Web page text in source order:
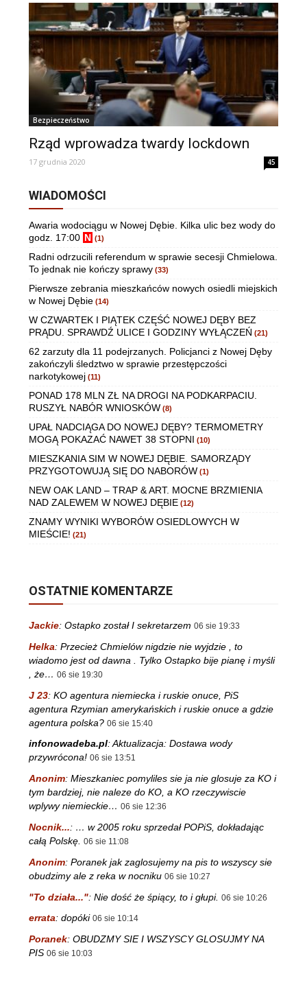
Bezpieczeństwo
Rząd wprowadza twardy lockdown
17 grudnia 2020 45
WIADOMOŚCI
Awaria wodociągu w Nowej Dębie. Kilka ulic bez wody do
godz. 17:00 N (1)
Radni odrzucili referendum w sprawie secesji Chmielowa.
To jednak nie kończy sprawy (33)
Pierwsze zebrania mieszkańców nowych osiedli miejskich
w Nowej Dębie (14)
W CZWARTEK I PIĄTEK CZĘŚĆ NOWEJ DĘBY BEZ
PRĄDU. SPRAWDŹ ULICE I GODZINY WYŁĄCZEŃ (21)
62 zarzuty dla 11 podejrzanych. Policjanci z Nowej Dęby
zakończyli śledztwo w sprawie przestępczości
narkotykowej (11)
PONAD 178 MLN ZŁ NA DROGI NA PODKARPACIU.
RUSZYŁ NABÓR WNIOSKÓW (8)
UPAŁ NADCIĄGA DO NOWEJ DĘBY? TERMOMETRY
MOGĄ POKAZAĆ NAWET 38 STOPNI (10)
MIESZKANIA SIM W NOWEJ DĘBIE. SAMORZĄDY
PRZYGOTOWUJĄ SIĘ DO NABORÓW (1)
NEW OAK LAND – TRAP & ART. MOCNE BRZMIENIA
NAD ZALEWEM W NOWEJ DĘBIE (12)
ZNAMY WYNIKI WYBORÓW OSIEDLOWYCH W
MIEŚCIE! (21)
OSTATNIE KOMENTARZE
Jackie: Ostapko został I sekretarzem 06 sie 19:33
Helka: Przecież Chmielów nigdzie nie wyjdzie , to
wiadomo jest od dawna . Tylko Ostapko bije pianę i myśli
, że… 06 sie 19:30
J 23: KO agentura niemiecka i ruskie onuce, PiS
agentura Rzymian amerykańskich i ruskie onuce a gdzie
agentura polska? 06 sie 15:40
infonowadeba.pl:Aktualizacja: Dostawa wody
przywrócona! 06 sie 13:51
Anonim: Mieszkaniec pomyliles sie ja nie glosuje za KO i
tym bardziej, nie naleze do KO, a KO rzeczywiscie
wplywy niemieckie… 06 sie 12:36
Nocnik...: … w 2005 roku sprzedał POPiS, dokładając
całą Polskę. 06 sie 11:08
Anonim: Poranek jak zaglosujemy na pis to wszyscy sie
obudzimy ale z reka w nocniku 06 sie 10:27
"To działa...": Nie dość że śpiący, to i głupi. 06 sie 10:26
errata: dopóki 06 sie 10:14
Poranek: OBUDZMY SIE I WSZYSCY GLOSUJMY NA
PIS 06 sie 10:03